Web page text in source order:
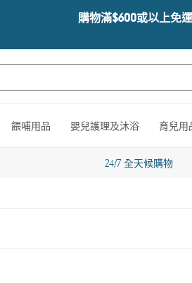
購物滿$600或以上免
餵哺用品 嬰兒護理及沐浴 育兒用
24/7 全天候購物